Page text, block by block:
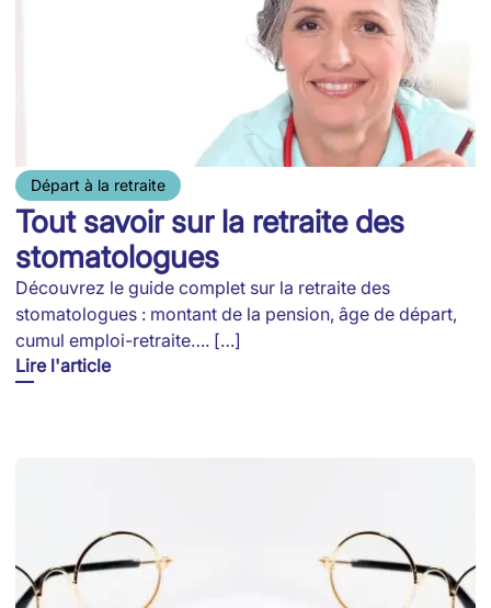
Départ à la retraite
Tout savoir sur la retraite des
stomatologues
Découvrez le guide complet sur la retraite des
stomatologues : montant de la pension, âge de départ,
cumul emploi-retraite…. […]
Lire l'article